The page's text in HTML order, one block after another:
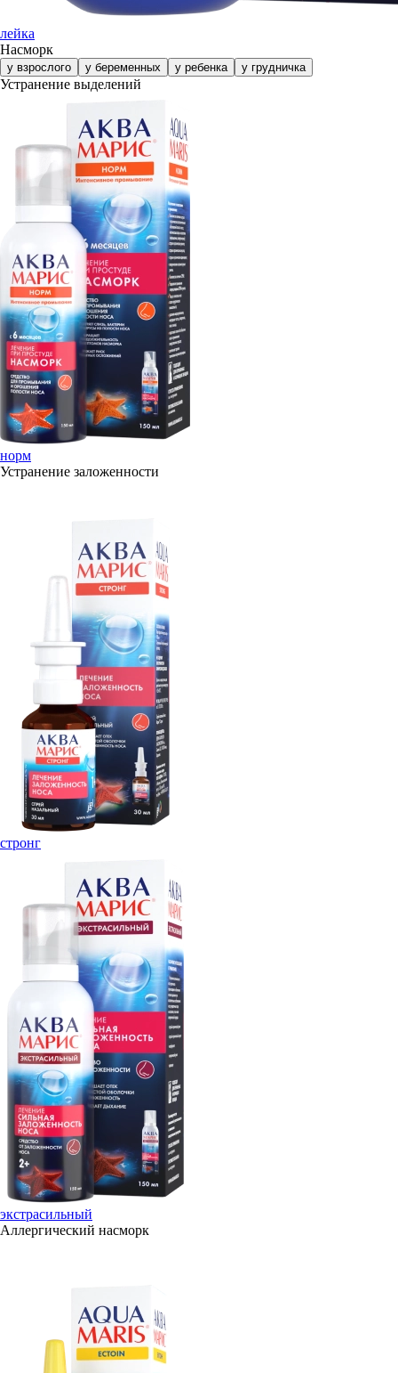
лейка
Насморк
у взрослого у беременных у ребенка у грудничка
Устранение выделений
норм
Устранение заложенности
стронг
экстрасильный
Аллергический насморк